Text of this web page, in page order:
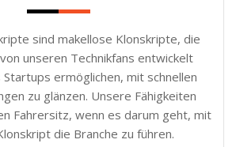
sind makellose Klonskripte, die
unseren Technikfans entwickelt
ermöglichen, mit schnellen
zu glänzen. Unsere Fähigkeiten
Fahrersitz, wenn es darum geht, mit
die Branche zu führen.